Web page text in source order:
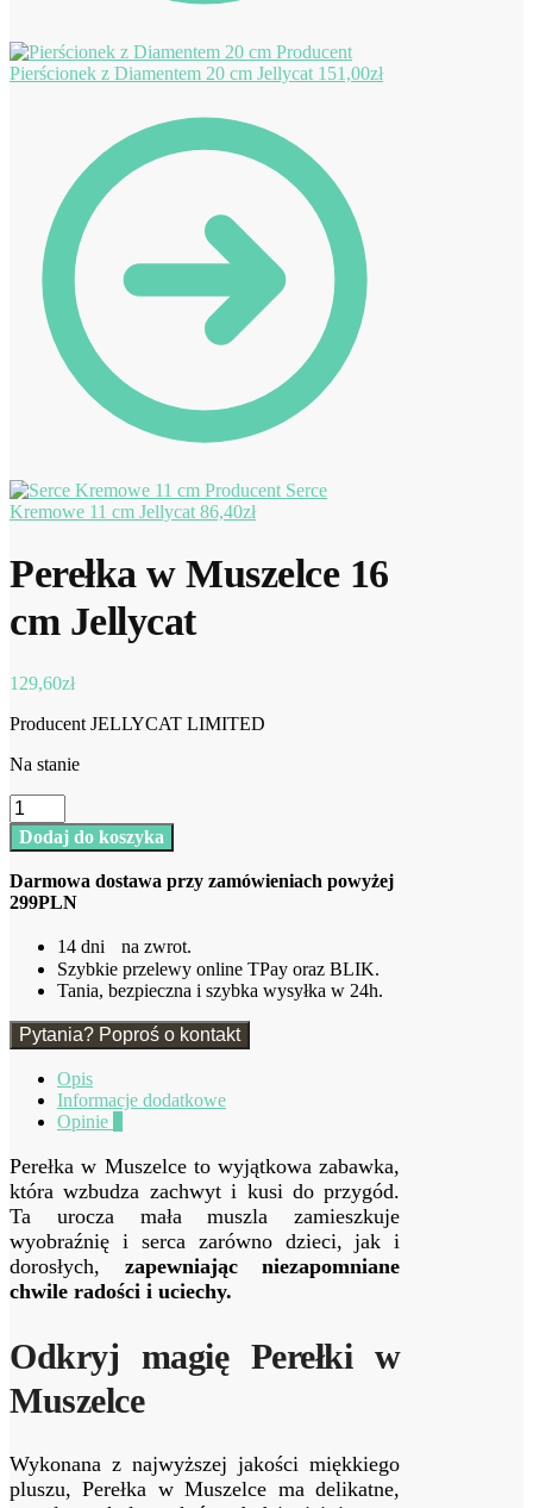
Pierścionek z Diamentem 20 cm Jellycat 151,00zł
Serce
Kremowe 11 cm Jellycat 86,40zł
Perełka w Muszelce 16
cm Jellycat
129,60zł
Producent JELLYCAT LIMITED
Na stanie
ilość
Perełka
w
16
cm
Dodaj do koszyka
Darmowa dostawa przy zamówieniach powyżej
299PLN
14 dni na zwrot.
Szybkie przelewy online TPay oraz BLIK.
Tania, bezpieczna i szybka wysyłka w 24h.
Pytania? Poproś o kontakt
Opis
Informacje dodatkowe
Opinie
Perełka w Muszelce to wyjątkowa zabawka,
która wzbudza zachwyt i kusi do przygód.
Ta urocza mała muszla zamieszkuje
wyobraźnię i serca zarówno dzieci, jak i
dorosłych, zapewniając niezapomniane
chwile radości i uciechy.
Odkryj magię Perełki w
Muszelce
Wykonana z najwyższej jakości miękkiego
pluszu, Perełka w Muszelce ma delikatne,